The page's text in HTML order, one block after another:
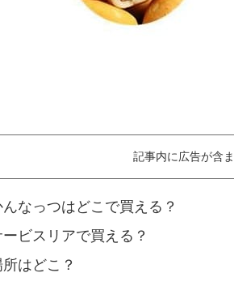
記事内に広告が含
なっつはどこで買える？
ビスリアで買える？
はどこ？